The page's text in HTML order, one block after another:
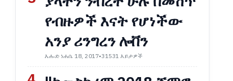
የብዙዎች እናት የሆነችው
አንያ ሪንግረን ሎቨን
እሑድ ነሐሴ 18, 2017•31531 እይታዎች